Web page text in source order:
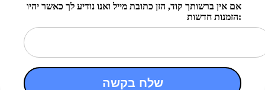
אם אין ברשותך קוד, הזן כתובת מייל ואנו נודיע לך כאשר יהיו
הזמנות חדשות:
שלח בקשה